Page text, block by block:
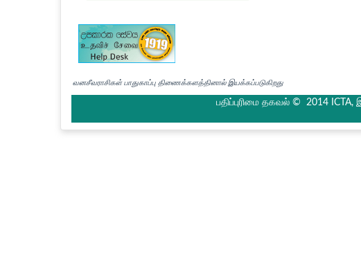
வனசீவராசிகள் பாதுகாப்பு திணைக்களத்தினால் இயக்கப்படுகிறது
பதிப்புரிமை தகவல் © 2014